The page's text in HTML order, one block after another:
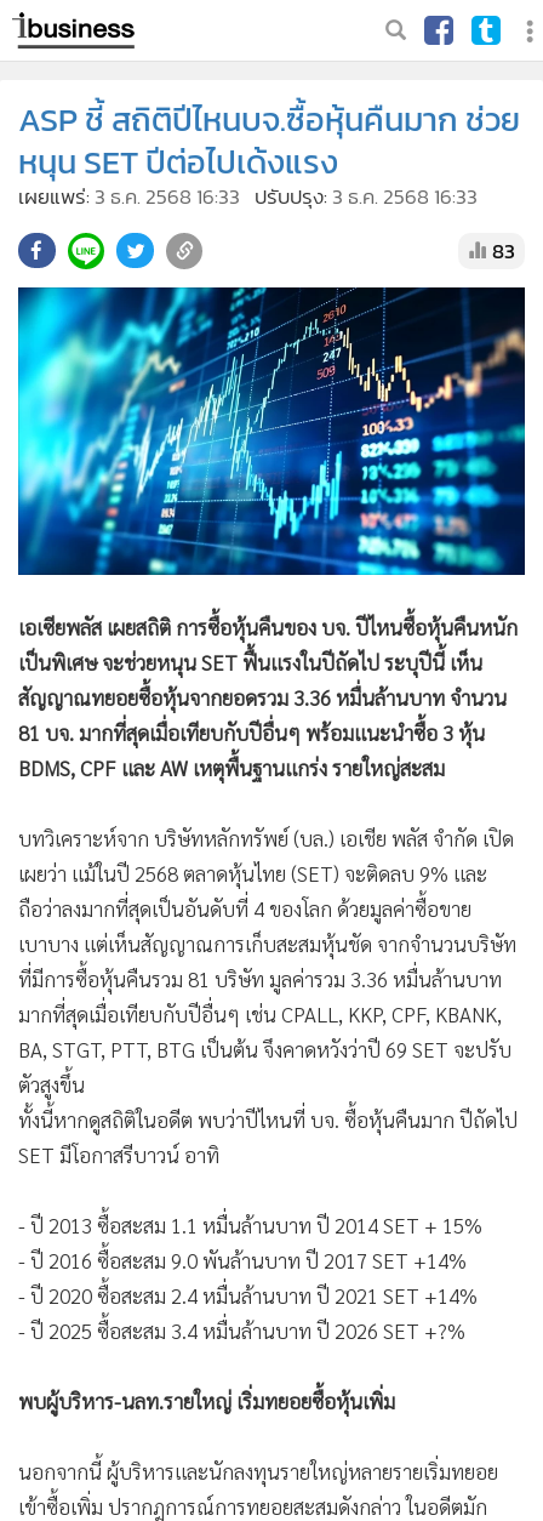
ASP ชี้ สถิติปีไหนบจ.ซื้อหุ้นคืนมาก ช่วย
หนุน SET ปีต่อไปเด้งแรง
เผยแพร่: 3 ธ.ค. 2568 16:33 ปรับปรุง: 3 ธ.ค. 2568 16:33
83
เอเซียพลัส เผยสถิติ การซื้อหุ้นคืนของ บจ. ปีไหนซื้อหุ้นคืนหนัก
เป็นพิเศษ จะช่วยหนุน SET ฟื้นแรงในปีถัดไป ระบุปีนี้ เห็น
สัญญาณทยอยซื้อหุ้นจากยอดรวม 3.36 หมื่นล้านบาท จำนวน
81 บจ. มากที่สุดเมื่อเทียบกับปีอื่นๆ พร้อมแนะนำซื้อ 3 หุ้น
BDMS, CPF และ AW เหตุพื้นฐานแกร่ง รายใหญ่สะสม
บทวิเคราะห์จาก บริษัทหลักทรัพย์ (บล.) เอเชีย พลัส จำกัด เปิด
เผยว่า แม้ในปี 2568 ตลาดหุ้นไทย (SET) จะติดลบ 9% และ
ถือว่าลงมากที่สุดเป็นอันดับที่ 4 ของโลก ด้วยมูลค่าซื้อขาย
เบาบาง แต่เห็นสัญญาณการเก็บสะสมหุ้นชัด จากจำนวนบริษัท
ที่มีการซื้อหุ้นคืนรวม 81 บริษัท มูลค่ารวม 3.36 หมื่นล้านบาท
มากที่สุดเมื่อเทียบกับปีอื่นๆ เช่น CPALL, KKP, CPF, KBANK,
BA, STGT, PTT, BTG เป็นต้น จึงคาดหวังว่าปี 69 SET จะปรับ
ตัวสูงขึ้น
ทั้งนี้หากดูสถิติในอดีต พบว่าปีไหนที่ บจ. ซื้อหุ้นคืนมาก ปีถัดไป
SET มีโอกาสรีบาวน์ อาทิ
- ปี 2013 ซื้อสะสม 1.1 หมื่นล้านบาท ปี 2014 SET + 15%
- ปี 2016 ซื้อสะสม 9.0 พันล้านบาท ปี 2017 SET +14%
- ปี 2020 ซื้อสะสม 2.4 หมื่นล้านบาท ปี 2021 SET +14%
- ปี 2025 ซื้อสะสม 3.4 หมื่นล้านบาท ปี 2026 SET +?%
พบผู้บริหาร-นลท.รายใหญ่ เริ่มทยอยซื้อหุ้นเพิ่ม
นอกจากนี้ ผู้บริหารและนักลงทุนรายใหญ่หลายรายเริ่มทยอย
เข้าซื้อเพิ่ม ปรากฎการณ์การทยอยสะสมดังกล่าว ในอดีตมัก